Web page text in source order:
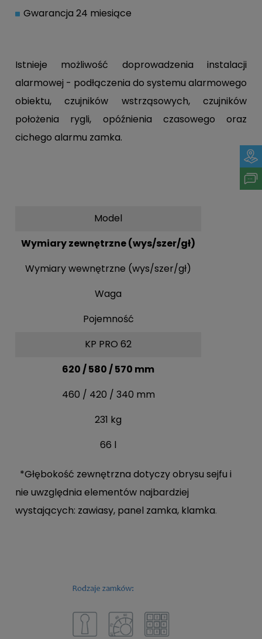
Gwarancja 24 miesiące
Istnieje możliwość doprowadzenia instalacji
alarmowej - podłączenia do systemu alarmowego
obiektu, czujników wstrząsowych, czujników
położenia rygli, opóźnienia czasowego oraz
cichego alarmu zamka.
Model
Wymiary zewnętrzne (wys/szer/gł)
Wymiary wewnętrzne (wys/szer/gł)
Waga
Pojemność
KP PRO 62
620 / 580 / 570 mm
460 / 420 / 340 mm
231 kg
66 l
*Głębokość zewnętrzna dotyczy obrysu sejfu i
nie uwzględnia elementów najbardziej
wystających: zawiasy, panel zamka, klamka.